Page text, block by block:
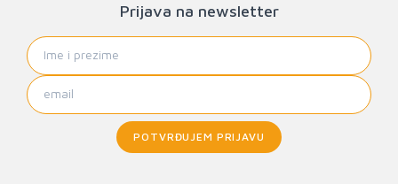
Prijava na newsletter
POTVRĐUJEM PRIJAVU